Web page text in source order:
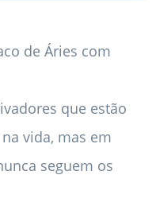
que estão
vida, mas em
seguem os